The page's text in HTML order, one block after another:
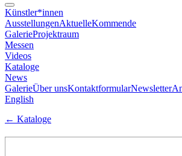
Künstler*innen
AusstellungenAktuelleKommende
GalerieProjektraum
Messen
Videos
Kataloge
News
GalerieÜber unsKontaktformularNewsletter
English
← Kataloge